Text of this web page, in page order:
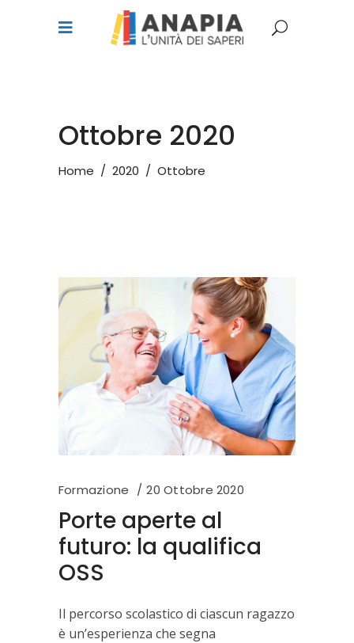
Ottobre 2020
Home / 2020 / Ottobre
Formazione 20 Ottobre 2020
Porte aperte al
futuro: la qualifica
OSS
Il percorso scolastico di ciascun ragazzo
è un’esperienza che segna